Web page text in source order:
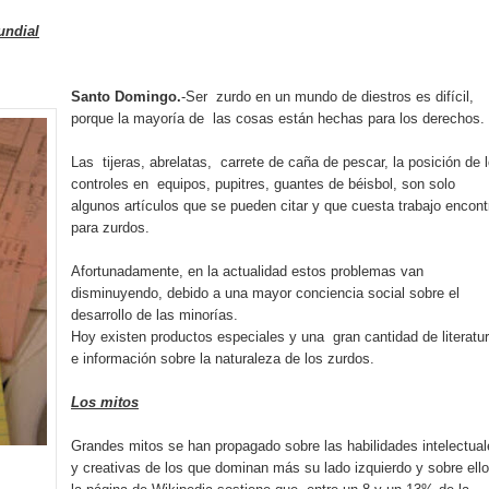
como vicepresidenta ejecutiva de Fiduciaria Reservas
de Oficina Regional Este en La Romana
para emprendedoras en la segunda edición del Summit
artística con nuevo álbum, renovación de su equipo y
unen al regreso de Pavel Núñez y su “Bipolarband” a Hard
Banreservas seguirá impulsando la seguridad alimentaria
Santo Domingo.-Ser zurdo en un mundo de diestros es difícil,
porque la mayoría de las cosas están hechas para los derechos.
Las tijeras, abrelatas, carrete de caña de pescar, la posición de
controles en equipos, pupitres, guantes de béisbol, son solo
algunos artículos que se pueden citar y que cuesta trabajo
para zurdos.
Afortunadamente, en la actualidad estos problemas van
disminuyendo, debido a una mayor conciencia social sobre el
desarrollo de las minorías.
Hoy existen productos especiales y una gran cantidad de
e información sobre la naturaleza de los zurdos.
Los mitos
Grandes mitos se han propagado sobre las habilidades
y creativas de los que dominan más su lado izquierdo y sobre